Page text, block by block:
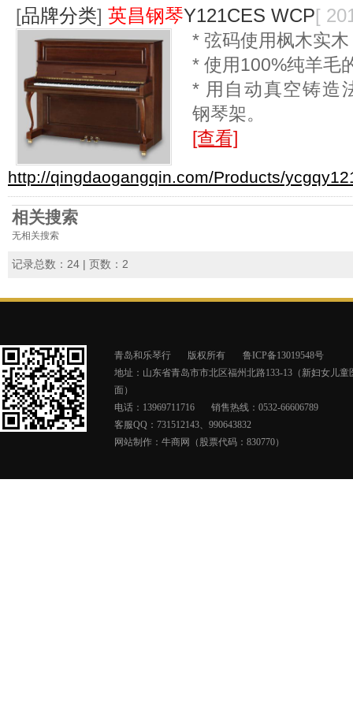
[品牌分类] 英昌钢琴Y121CES WCP[
* 弦码使用枫木实
* 使用100%纯羊毛
* 用自动真空铸造
钢琴架。
[查看]
http://qingdaogangqin.com/Products/
相关搜索
无相关搜索
记录总数：24 | 页数：2
青岛和乐琴行 版权所有
鲁ICP备13019548号
地址：山东省青岛市市北区福州北路133-13（新妇女儿童
面）
电话：13969711716
销售热线：0532-66606789
客服QQ：731512143、990643832
网站制作： 牛商网（股票代码：830770）